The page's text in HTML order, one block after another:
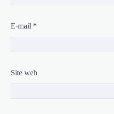
E-mail *
Site web